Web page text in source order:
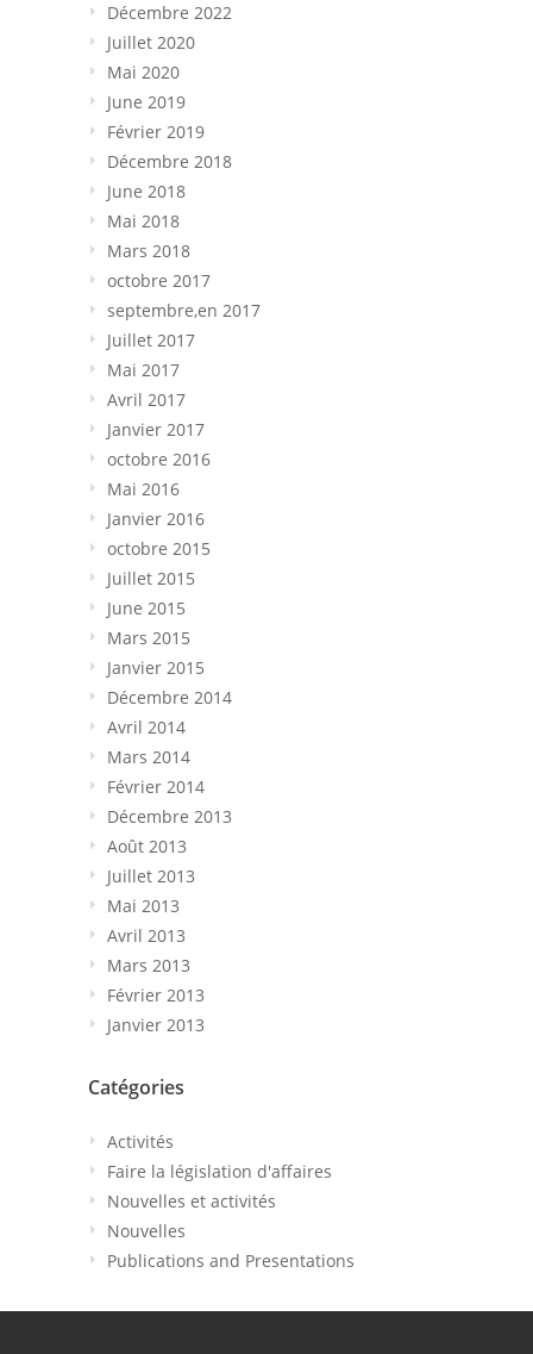
Décembre 2022
Juillet 2020
Mai 2020
June 2019
Février 2019
Décembre 2018
June 2018
Mai 2018
Mars 2018
octobre 2017
septembre,en 2017
Juillet 2017
Mai 2017
Avril 2017
Janvier 2017
octobre 2016
Mai 2016
Janvier 2016
octobre 2015
Juillet 2015
June 2015
Mars 2015
Janvier 2015
Décembre 2014
Avril 2014
Mars 2014
Février 2014
Décembre 2013
Août 2013
Juillet 2013
Mai 2013
Avril 2013
Mars 2013
Février 2013
Janvier 2013
Catégories
Activités
Faire la législation d'affaires
Nouvelles et activités
Nouvelles
Publications and Presentations